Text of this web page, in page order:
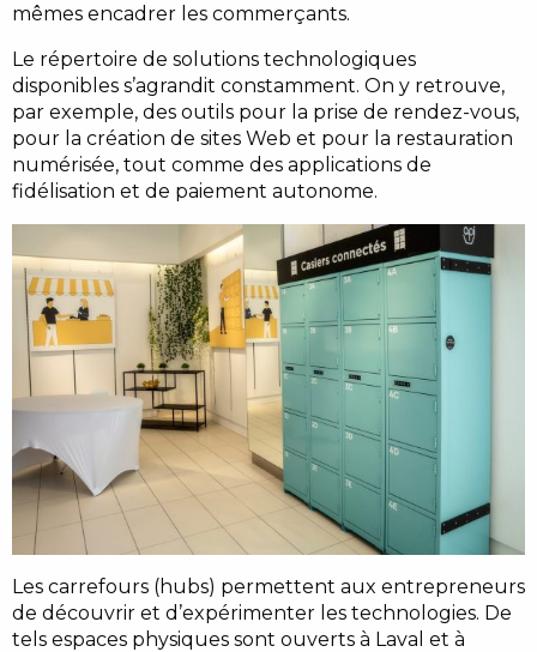
mêmes encadrer les commerçants.
Le répertoire de solutions technologiques
disponibles s’agrandit constamment. On y retrouve,
par exemple, des outils pour la prise de rendez-vous,
pour la création de sites Web et pour la restauration
numérisée, tout comme des applications de
fidélisation et de paiement autonome.
Les carrefours (hubs) permettent aux entrepreneurs
de découvrir et d’expérimenter les technologies. De
tels espaces physiques sont ouverts à Laval et à